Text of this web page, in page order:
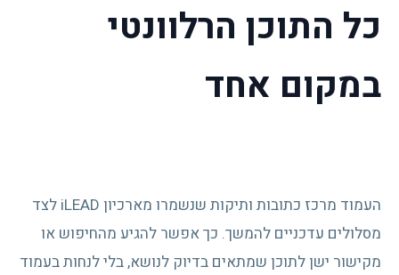
כל התוכן הרלוונטי
במקום אחד
העמוד מרכז כתובות ותיקות שנשמרו מארכיון iLEAD לצד
מסלולים עדכניים להמשך. כך אפשר להגיע מהחיפוש או
מקישור ישן לתוכן שמתאים בדיוק לנושא, בלי לנחות בעמוד